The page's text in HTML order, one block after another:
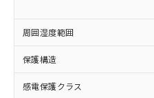
周囲湿度範囲
保護構造
感電保護クラス
メンバーズに
お客様が当ウ
登録された部
および当社の
品・サービス
引・商談に必要
※3 非含有証明書
下記の非含有証明書
とができます。
「－」：未確認です
い合わせください。